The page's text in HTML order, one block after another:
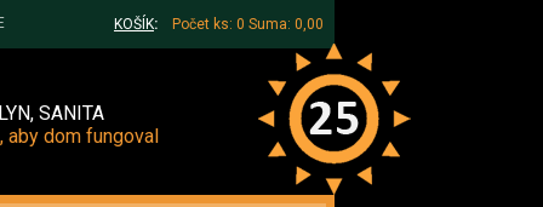
KOŠÍK: Počet ks: 0 Suma: 0,00
SANITA
aby dom fungoval